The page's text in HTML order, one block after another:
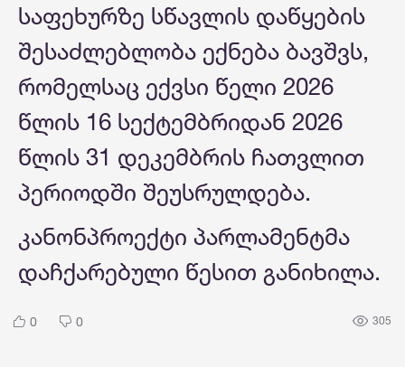
საფეხურზე სწავლის დაწყების
შესაძლებლობა ექნება ბავშვს,
რომელსაც ექვსი წელი 2026
წლის 16 სექტემბრიდან 2026
წლის 31 დეკემბრის ჩათვლით
პერიოდში შეუსრულდება.
კანონპროექტი პარლამენტმა
დაჩქარებული წესით განიხილა.
0 0 305